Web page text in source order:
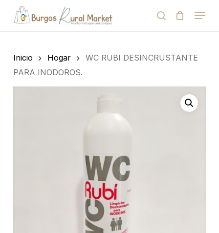
de
search
Menu
Cart
Inicio Hogar
WC RUBI DESINCRUSTANTE
PARA INODOROS.